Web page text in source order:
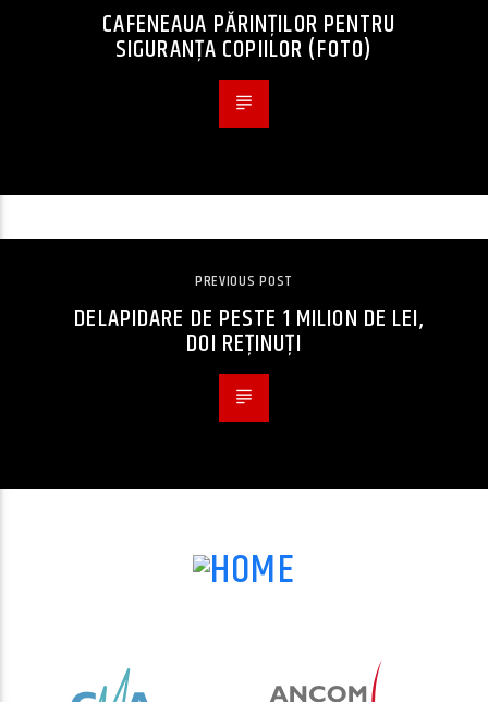
CAFENEAUA PĂRINȚILOR PENTRU
SIGURANȚA COPIILOR (FOTO)
PREVIOUS POST
DELAPIDARE DE PESTE 1 MILION DE LEI,
DOI REȚINUȚI